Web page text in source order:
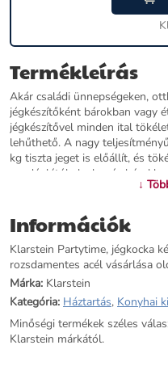
Termékleírás
Akár családi ünnepségeken,
jégkészítőként bárokban vagy
jégkészítővel minden ital
lehűthető. A nagy
kg tiszta jeget is előállít, és
vendéglátóhelyekre és
Partytime igazi főnyeremény:
jégkockát készíthet egyetlen
víztartály vagy megtelt
található áttekinthető
figyelmeztetik. Használat után
funkciónak és a sima
köszönhetően. Az elegáns,
illeszkedik bármilyen
Klarstein-től finom és frissítő
partikon, éttermekben és
↓
Információk
Klarstein Partytime, jégkocka
rozsdamentes acél vásárlása
Márka: Klarstein
Kategória: Háztartás, Konyhai
Minőségi termékek széles
Klarstein márkától.